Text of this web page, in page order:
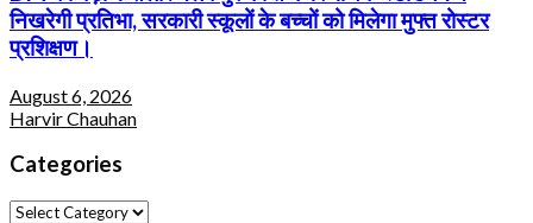
निखरेगी प्रतिभा, सरकारी स्कूलों के बच्चों को मिलेगा मुफ्त रोस्टर
प्रशिक्षण।
August 6, 2026
Harvir Chauhan
Categories
Categories